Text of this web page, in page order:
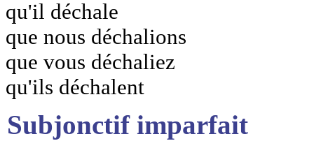
qu'il déchale
que nous déchalions
que vous déchaliez
qu'ils déchalent
Subjonctif imparfait